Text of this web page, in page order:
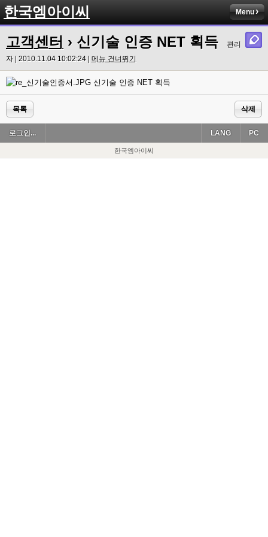
한국엠아이씨 Menu
고객센터 › 신기술 인증 NET 획득
관리
자 | 2010.11.04 10:02:24 | 메뉴 건너뛰기
신기술 인증 NET 획득
목록 삭제
로그인... PC
LANG
한국엠아이씨